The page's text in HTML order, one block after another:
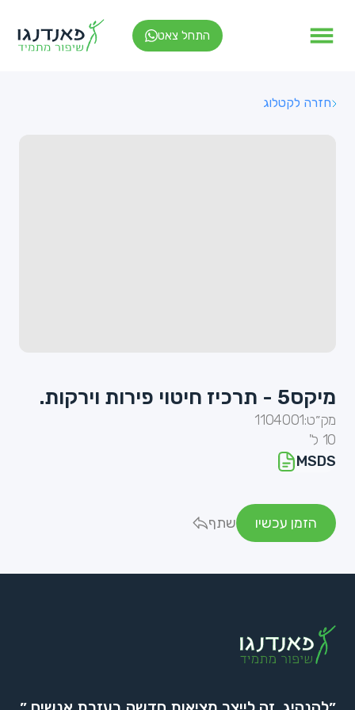
התחל צאט
חזרה לקטלוג
מיקס5 - תרכיז חיטוי פירות וירקות.
מק״ט:1104001
10 ל'
MSDS
הזמן עכשיו שתף